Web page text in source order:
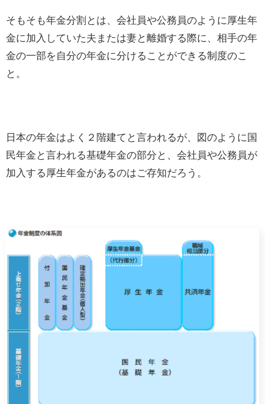
そもそも年金分割とは、会社員や公務員のように厚生年
金に加入していた夫または妻と離婚する際に、相手の年
金の一部を自分の年金に分けることができる制度のこ
と。
日本の年金はよく２階建てと言われるが、図のように国
民年金と言われる基礎年金の部分と、会社員や公務員が
加入する厚生年金があるのはご存知だろう。